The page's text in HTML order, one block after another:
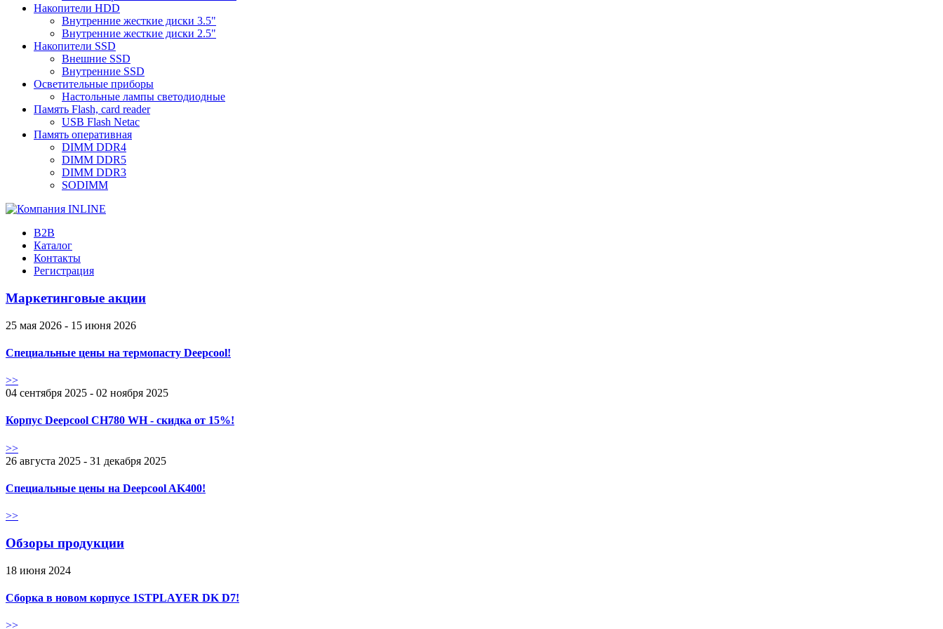
Накопители HDD
Внутренние жесткие диски 3.5"
Внутренние жесткие диски 2.5"
Накопители SSD
Внешние SSD
Внутренние SSD
Осветительные приборы
Настольные лампы светодиодные
Память Flash, card reader
USB Flash Netac
Память оперативная
DIMM DDR4
DIMM DDR5
DIMM DDR3
SODIMM
B2B
Каталог
Контакты
Регистрация
Маркетинговые акции
25 мая 2026 - 15 июня 2026
Специальные цены на термопасту Deepcool!
>>
04 сентября 2025 - 02 ноября 2025
Корпус Deepcool CH780 WH - скидка от 15%!
>>
26 августа 2025 - 31 декабря 2025
Специальные цены на Deepcool AK400!
>>
Обзоры продукции
18 июня 2024
Сборка в новом корпусе 1STPLAYER DK D7!
>>